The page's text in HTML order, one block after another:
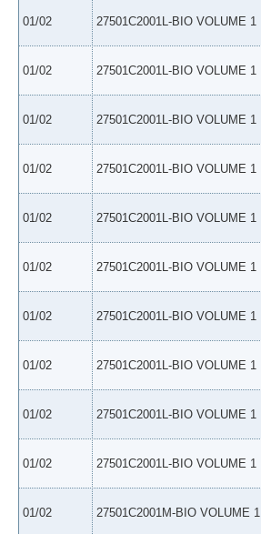
01/02 27501C2001L-BIO VOLUME 1
01/02 27501C2001L-BIO VOLUME 1
01/02 27501C2001L-BIO VOLUME 1
01/02 27501C2001L-BIO VOLUME 1
01/02 27501C2001L-BIO VOLUME 1
01/02 27501C2001L-BIO VOLUME 1
01/02 27501C2001L-BIO VOLUME 1
01/02 27501C2001L-BIO VOLUME 1
01/02 27501C2001L-BIO VOLUME 1
01/02 27501C2001L-BIO VOLUME 1
01/02 27501C2001M-BIO VOLUME 1